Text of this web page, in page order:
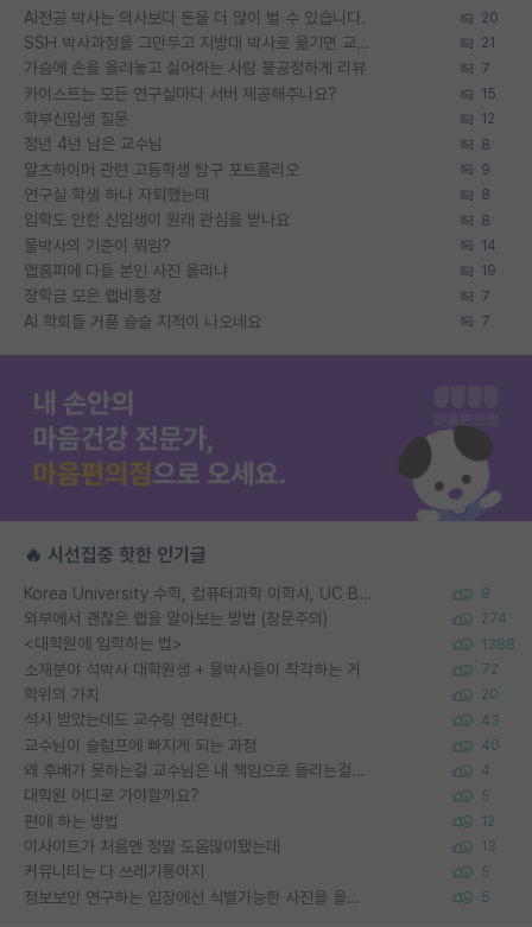
AI전공 박사는 의사보다 돈을 더 많이 벌 수 있습니다. 20
SSH 박사과정을 그만두고 지방대 박사로 옮기면 교수의 꿈은 끝일까요? 21
가슴에 손을 올려놓고 싫어하는 사람 불공정하게 리뷰 7
카이스트는 모든 연구실마다 서버 제공해주나요? 15
학부신입생 질문 12
정년 4년 남은 교수님 8
알츠하이머 관련 고등학생 탐구 포트폴리오 9
연구실 학생 하나 자퇴했는데 8
입학도 안한 신입생이 원래 관심을 받나요 8
물박사의 기준이 뭐임? 14
랩홈피에 다들 본인 사진 올리냐 19
장학금 모은 랩비통장 7
AI 학회들 거품 슬슬 지적이 나오네요 7
🔥 시선집중 핫한 인기글
Korea University 수학, 컴퓨터과학 이학사, UC Berkeley 산업공학 대학원 공학박사가 되는 것은 쉽지 않겠죠? 9
외부에서 괜찮은 랩을 알아보는 방법 (장문주의) 274
<대학원에 입학하는 법> 1388
소재분야 석박사 대학원생 + 물박사들이 착각하는 거 72
학위의 가치 20
석사 받았는데도 교수랑 연락한다. 43
교수님이 슬럼프에 빠지게 되는 과정 40
왜 후배가 못하는걸 교수님은 내 책임으로 돌리는걸까요? 4
대학원 어디로 가야할까요? 5
편애 하는 방법 12
이사이트가 처음엔 정말 도움많이됐는데 13
커뮤니티는 다 쓰레기통이지 5
정보보안 연구하는 입장에선 식별가능한 사진을 올리는건 비추이긴함 5